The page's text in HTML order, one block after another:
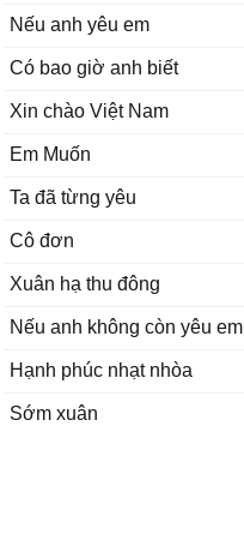
Nếu anh yêu em
Có bao giờ anh biết
Xin chào Việt Nam
Em Muốn
Ta đã từng yêu
Cô đơn
Xuân hạ thu đông
Nếu anh không còn yêu em
Hạnh phúc nhạt nhòa
Sớm xuân